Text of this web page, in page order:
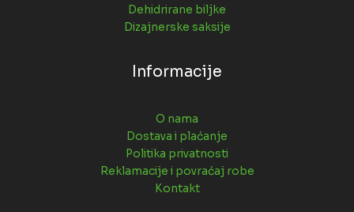
Dehidrirane biljke
Dizajnerske saksije
Informacije
O nama
Dostava i plaćanje
Politika privatnosti
Reklamacije i povraćaj robe
Kontakt